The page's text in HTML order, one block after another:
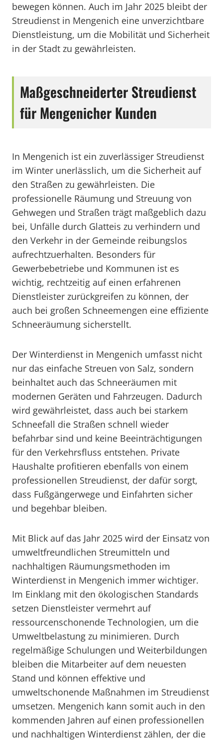
bewegen können. Auch im Jahr 2025 bleibt der
Streudienst in Mengenich eine unverzichtbare
Dienstleistung, um die Mobilität und Sicherheit
in der Stadt zu gewährleisten.
Maßgeschneiderter Streudienst
für Mengenicher Kunden
In Mengenich ist ein zuverlässiger Streudienst
im Winter unerlässlich, um die Sicherheit auf
den Straßen zu gewährleisten. Die
professionelle Räumung und Streuung von
Gehwegen und Straßen trägt maßgeblich dazu
bei, Unfälle durch Glatteis zu verhindern und
den Verkehr in der Gemeinde reibungslos
aufrechtzuerhalten. Besonders für
Gewerbebetriebe und Kommunen ist es
wichtig, rechtzeitig auf einen erfahrenen
Dienstleister zurückgreifen zu können, der
auch bei großen Schneemengen eine effiziente
Schneeräumung sicherstellt.
Der Winterdienst in Mengenich umfasst nicht
nur das einfache Streuen von Salz, sondern
beinhaltet auch das Schneeräumen mit
modernen Geräten und Fahrzeugen. Dadurch
wird gewährleistet, dass auch bei starkem
Schneefall die Straßen schnell wieder
befahrbar sind und keine Beeinträchtigungen
für den Verkehrsfluss entstehen. Private
Haushalte profitieren ebenfalls von einem
professionellen Streudienst, der dafür sorgt,
dass Fußgängerwege und Einfahrten sicher
und begehbar bleiben.
Mit Blick auf das Jahr 2025 wird der Einsatz von
umweltfreundlichen Streumitteln und
nachhaltigen Räumungsmethoden im
Winterdienst in Mengenich immer wichtiger.
Im Einklang mit den ökologischen Standards
setzen Dienstleister vermehrt auf
ressourcenschonende Technologien, um die
Umweltbelastung zu minimieren. Durch
regelmäßige Schulungen und Weiterbildungen
bleiben die Mitarbeiter auf dem neuesten
Stand und können effektive und
umweltschonende Maßnahmen im Streudienst
umsetzen. Mengenich kann somit auch in den
kommenden Jahren auf einen professionellen
und nachhaltigen Winterdienst zählen, der die